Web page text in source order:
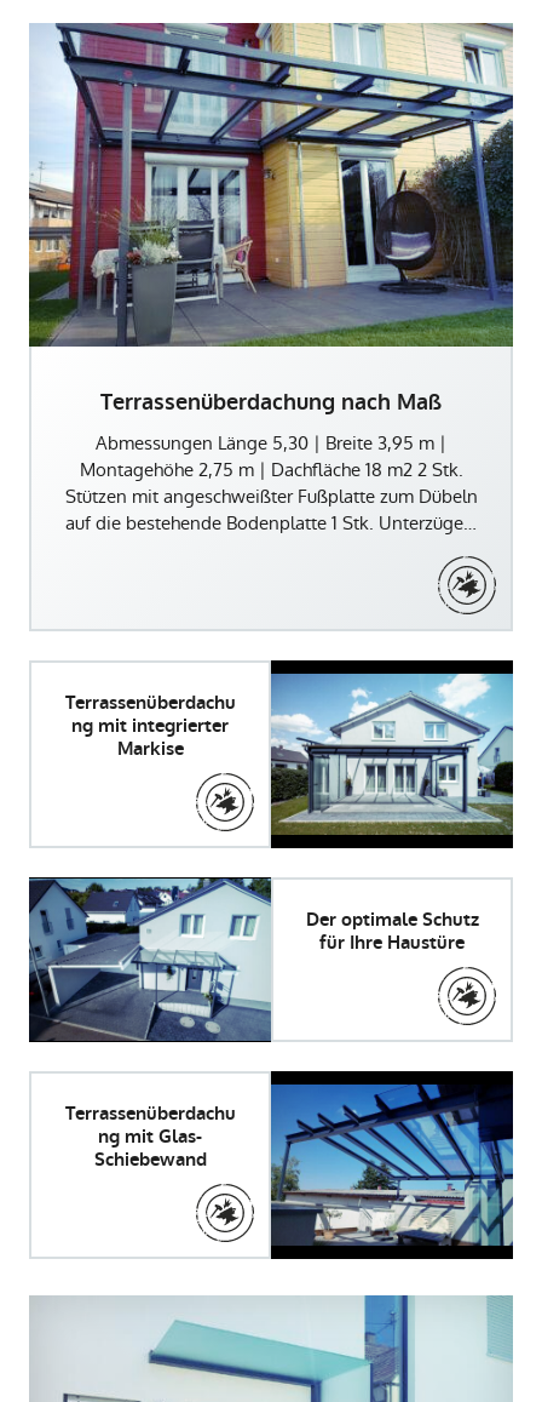
Terrassenüberdachung nach Maß
Abmessungen Länge 5,30 | Breite 3,95 m |
Montagehöhe 2,75 m | Dachfläche 18 m2 2 Stk.
Stützen mit angeschweißter Fußplatte zum Dübeln
auf die bestehende Bodenplatte 1 Stk. Unterzüge…
Terrassenüberdachu
ng mit integrierter
Markise
Der optimale Schutz
für Ihre Haustüre
Terrassenüberdachu
ng mit Glas-
Schiebewand